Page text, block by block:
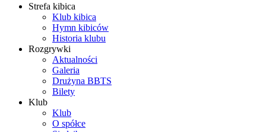
Strefa kibica
Klub kibica
Hymn kibiców
Historia klubu
Rozgrywki
Aktualności
Galeria
Drużyna BBTS
Bilety
Klub
Klub
O spółce